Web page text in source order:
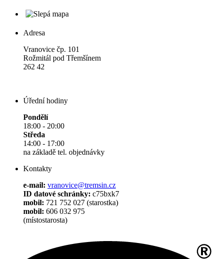
Adresa
Vranovice čp. 101
Rožmitál pod Třemšínem
262 42
Úřední hodiny
Pondělí
18:00 - 20:00
Středa
14:00 - 17:00
na základě tel. objednávky
Kontakty
e-mail: vranovice@tremsin.cz
ID datové schránky: c75bxk7
mobil: 721 752 027 (starostka)
mobil: 606 032 975
(místostarosta)